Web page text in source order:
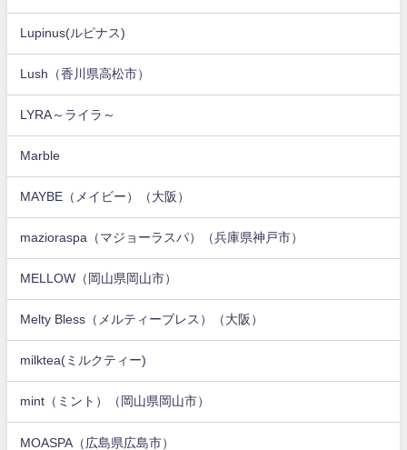
Lupinus(ルピナス)
Lush（香川県高松市）
LYRA～ライラ～
Marble
MAYBE（メイビー）（大阪）
mazioraspa（マジョーラスパ）（兵庫県神戸市）
MELLOW（岡山県岡山市）
Melty Bless（メルティーブレス）（大阪）
milktea(ミルクティー)
mint（ミント）（岡山県岡山市）
MOASPA（広島県広島市）